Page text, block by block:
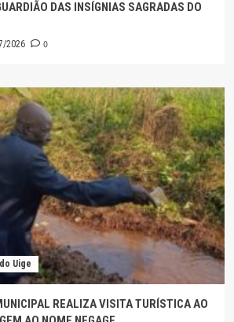
DAS INSÍGNIAS SAGRADAS DO
2026 0
Uige
REALIZA VISITA TURÍSTICA AO